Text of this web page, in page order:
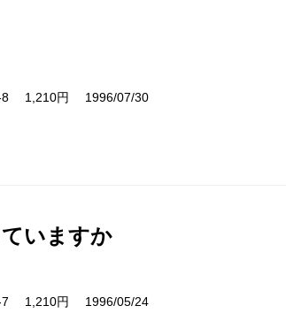
8 1,210円 1996/07/30
いますか
7 1,210円 1996/05/24